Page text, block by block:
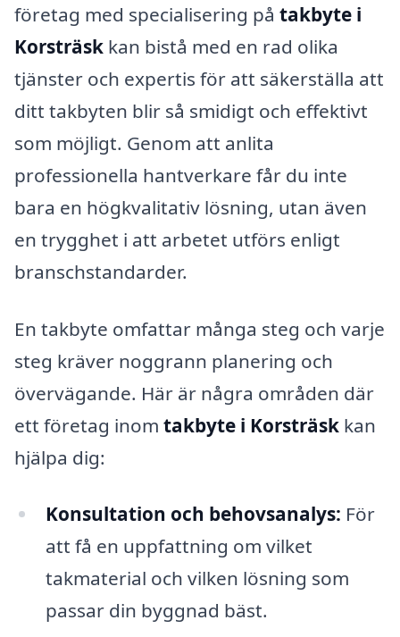
företag med specialisering på takbyte i
Korsträsk kan bistå med en rad olika
tjänster och expertis för att säkerställa att
ditt takbyten blir så smidigt och effektivt
som möjligt. Genom att anlita
professionella hantverkare får du inte
bara en högkvalitativ lösning, utan även
en trygghet i att arbetet utförs enligt
branschstandarder.
En takbyte omfattar många steg och varje
steg kräver noggrann planering och
övervägande. Här är några områden där
ett företag inom takbyte i Korsträsk kan
hjälpa dig:
Konsultation och behovsanalys: För
att få en uppfattning om vilket
takmaterial och vilken lösning som
passar din byggnad bäst.